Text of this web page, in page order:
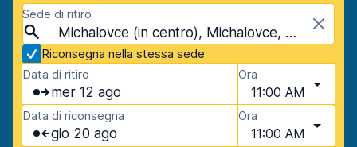
Sede di ritiro
Michalovce (in centro), Michalovce, Slovacchia
Riconsegna nella stessa sede
Data di ritiro
mer 12 ago
Ora
11:00 AM
Data di riconsegna
gio 20 ago
Ora
11:00 AM